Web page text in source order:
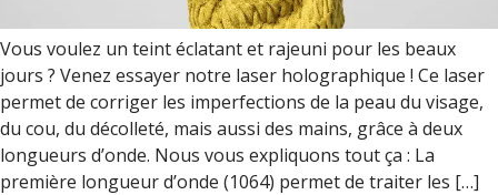
Vous voulez un teint éclatant et rajeuni pour les beaux
jours ? Venez essayer notre laser holographique ! Ce laser
permet de corriger les imperfections de la peau du visage,
du cou, du décolleté, mais aussi des mains, grâce à deux
longueurs d’onde. Nous vous expliquons tout ça : La
première longueur d’onde (1064) permet de traiter les […]